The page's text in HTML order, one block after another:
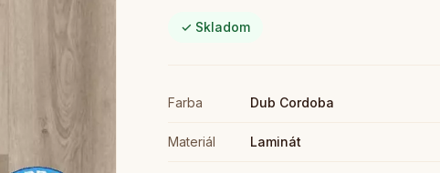
✓ Skladom
Farba Dub Cordoba
Materiál Laminát